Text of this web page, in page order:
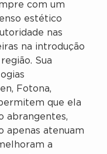
com um
estético
nas
na introdução
Sua
Fotona,
que ela
abrangentes,
apenas atenuam
a